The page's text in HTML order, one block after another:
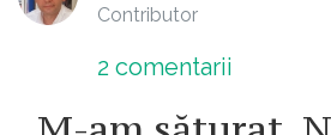
Contributor
2 comentarii